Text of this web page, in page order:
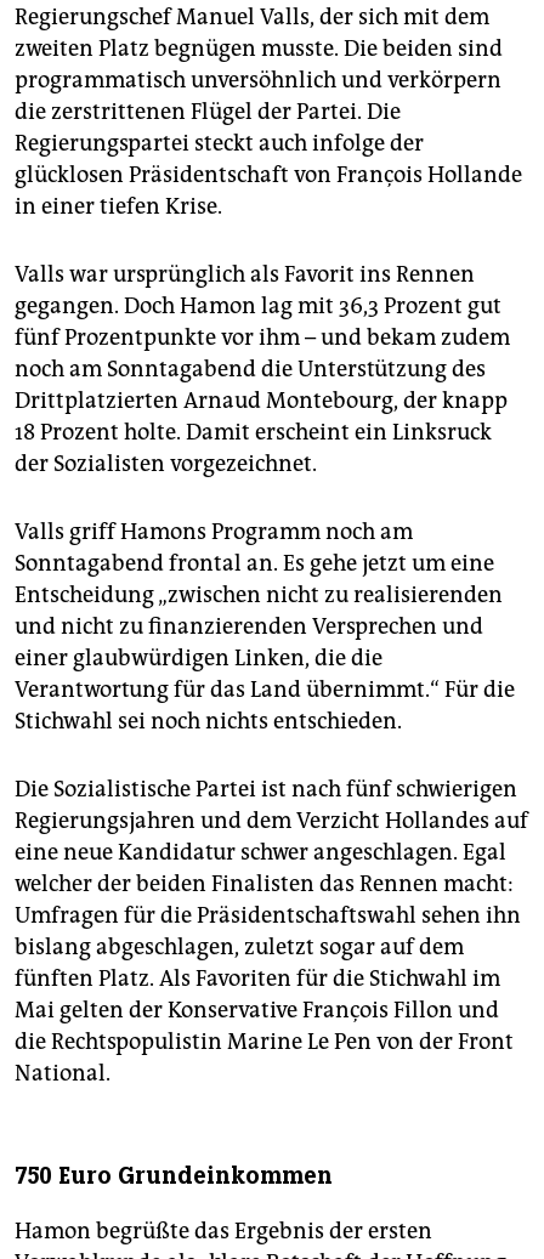
Regierungschef Manuel Valls, der sich mit dem
zweiten Platz begnügen musste. Die beiden sind
programmatisch unversöhnlich und verkörpern
die zerstrittenen Flügel der Partei. Die
Regierungspartei steckt auch infolge der
glücklosen Präsidentschaft von François Hollande
in einer tiefen Krise.
Valls war ursprünglich als Favorit ins Rennen
gegangen. Doch Hamon lag mit 36,3 Prozent gut
fünf Prozentpunkte vor ihm – und bekam zudem
noch am Sonntagabend die Unterstützung des
Drittplatzierten Arnaud Montebourg, der knapp
18 Prozent holte. Damit erscheint ein Linksruck
der Sozialisten vorgezeichnet.
Valls griff Hamons Programm noch am
Sonntagabend frontal an. Es gehe jetzt um eine
Entscheidung „zwischen nicht zu realisierenden
und nicht zu finanzierenden Versprechen und
einer glaubwürdigen Linken, die die
Verantwortung für das Land übernimmt.“ Für die
Stichwahl sei noch nichts entschieden.
Die Sozialistische Partei ist nach fünf schwierigen
Regierungsjahren und dem Verzicht Hollandes auf
eine neue Kandidatur schwer angeschlagen. Egal
welcher der beiden Finalisten das Rennen macht:
Umfragen für die Präsidentschaftswahl sehen ihn
bislang abgeschlagen, zuletzt sogar auf dem
fünften Platz. Als Favoriten für die Stichwahl im
Mai gelten der Konservative François Fillon und
die Rechtspopulistin Marine Le Pen von der Front
National.
750 Euro Grundeinkommen
Hamon begrüßte das Ergebnis der ersten